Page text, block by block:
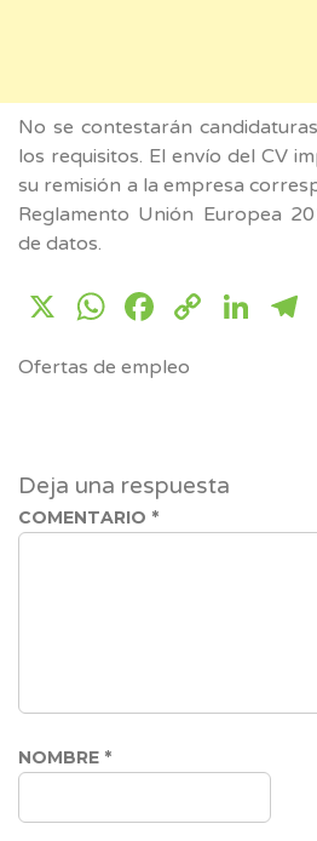
No se contestarán
los requisitos. El envío del CV
su remisión a la empresa
Reglamento Unión Europea
de datos.
X WhatsApp
Facebook
Copy
Ofertas de empleo
Deja una respuesta
COMENTARIO *
NOMBRE *